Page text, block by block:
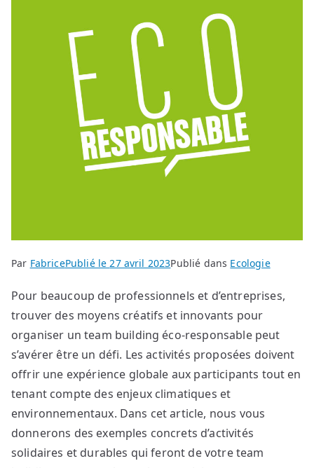
Par FabricePublié le27 avril 2023Publié dans Ecologie
Pour beaucoup de professionnels et d’entreprises,
trouver des moyens créatifs et innovants pour
organiser un team building éco-responsable peut
s’avérer être un défi. Les activités proposées doivent
offrir une expérience globale aux participants tout en
tenant compte des enjeux climatiques et
environnementaux. Dans cet article, nous vous
donnerons des exemples concrets d’activités
solidaires et durables qui feront de votre team